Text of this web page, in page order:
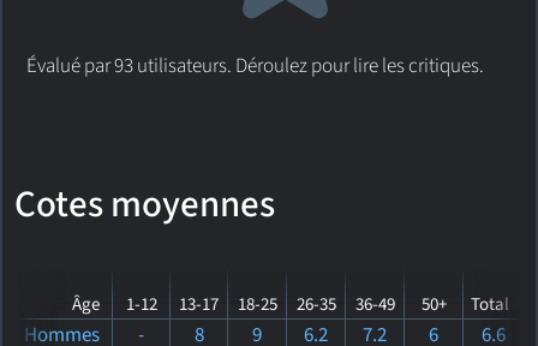
Évalué par 93 utilisateurs. Déroulez pour lire les critiques.
Cotes moyennes
Âge 1-12 13-17 18-25 26-35 36-49 50+ Total
Hommes - 8 9 6.2 7.2 6 6.6